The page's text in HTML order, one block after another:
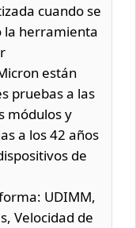
cuando se
la herramienta
están
pruebas a las
módulos y
a los 42 años
de
UDIMM,
Velocidad de